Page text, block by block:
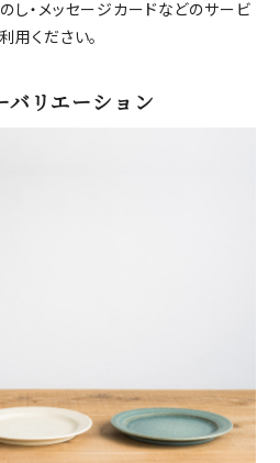
し・メッセージカードなどのサービ
用ください。
バリエーション